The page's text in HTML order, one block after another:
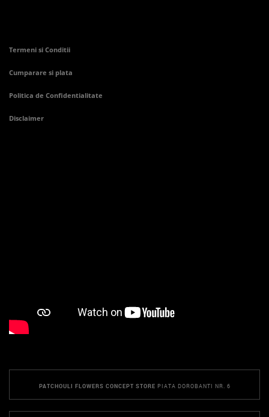
Termeni si Conditii
Cumparare si plata
Politica de Confidentialitate
Disclaimer
PATCHOULI FLOWERS CONCEPT STORE PIATA DOROBANTI NR. 6